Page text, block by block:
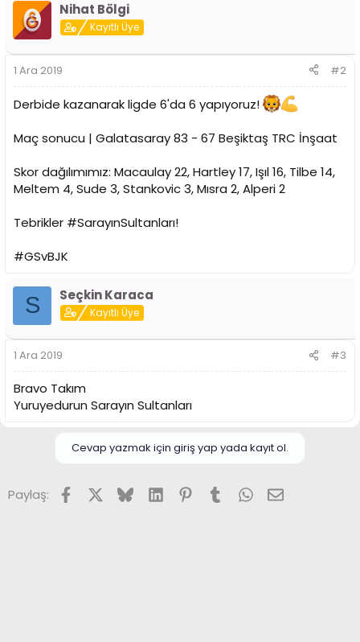
Nihat Bölgi
Kayıtlı Üye
1 Ara 2019 #2
Derbide kazanarak ligde 6'da 6 yapıyoruz!
Maç sonucu | Galatasaray 83 - 67 Beşiktaş TRC İnşaat
Skor dağılımımız: Macaulay 22, Hartley 17, Işıl 16, Tilbe 14,
Meltem 4, Sude 3, Stankovic 3, Mısra 2, Alperi 2
Tebrikler #SarayınSultanları!
#GSvBJK
S Seçkin Karaca
Kayıtlı Üye
1 Ara 2019 #3
Bravo Takım
Yuruyedurun Sarayın Sultanları
Cevap yazmak için giriş yap yada kayıt ol.
Paylaş: FacebookX (Twitter)
BlueskyLinkedInPinterest
TumblrWhatsApp
E-posta